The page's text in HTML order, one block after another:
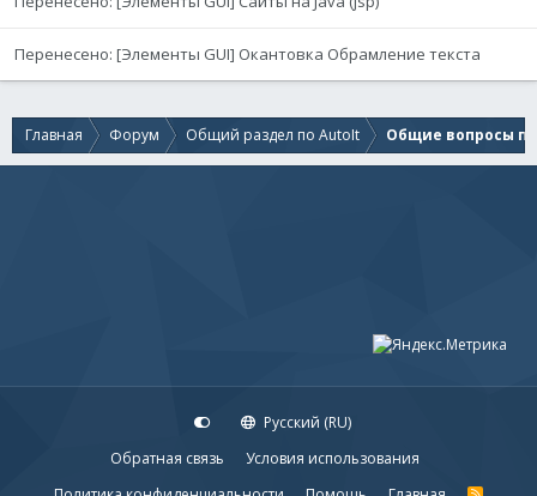
Перенесено: [Элементы GUI] Окантовка Обрамление текста
Главная Форум Общий раздел по AutoIt Общие вопросы
Русский (RU)
Обратная связь
Условия использования